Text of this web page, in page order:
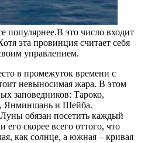
популярнее.В это число входит
эта провинция считает себя
управлением.
в промежуток времени с
невыносимая жара. В этом
заповедников: Тароко,
Янминшань и Шейба.
обязан посетить каждый
его скорее всего оттого, что
как солнце, а южная – кривая